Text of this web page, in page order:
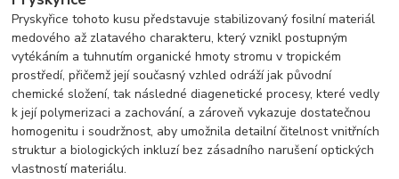
Pryskyřice tohoto kusu představuje stabilizovaný fosilní materiál
medového až zlatavého charakteru, který vznikl postupným
vytékáním a tuhnutím organické hmoty stromu v tropickém
prostředí, přičemž její současný vzhled odráží jak původní
chemické složení, tak následné diagenetické procesy, které vedly
k její polymerizaci a zachování, a zároveň vykazuje dostatečnou
homogenitu i soudržnost, aby umožnila detailní čitelnost vnitřních
struktur a biologických inkluzí bez zásadního narušení optických
vlastností materiálu.